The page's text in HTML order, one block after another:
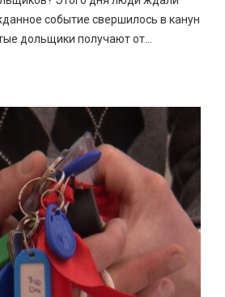
событие свершилось в канун
дольщики получают от...